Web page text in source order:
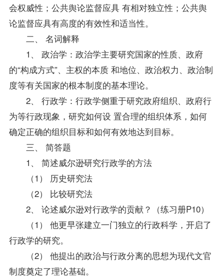
会权威性；公共舆论监督应具 有相对独立性；公共舆
论监督应具有高度的有效性和适当性。
二、 名词解释
1、 政治学：政治学主要研究国家的性质、政府
的“构成方式”、主权的本质 和地位、政治权力、政治制
度等有关国家的根本制度的基本理论。
2、 行政学：行政学侧重于研究政府组织、政府行
为等行政现象，研究如何设 置合理的组织体系，如何
确定正确的组织目标和如何有效地达到目标。
三、 简答题
1、 简述威尔逊研究行政学的方法
（1） 历史研究法
（2） 比较研究法
2、 论述威尔逊对行政学的贡献？（练习册P10）
（1） 他更早张建立一门独立的行政科学，开启了
行政学的研究。
（2） 他提出的政治与行政分离的思想为现代文官
制度奠定了理论基础。